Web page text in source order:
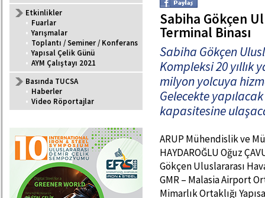
Etkinlikler
• Fuarlar
• Yarışmalar
• Toplantı / Seminer / Konferans
• Yapısal Çelik Günü
• AYM Çalıştayı 2021
Basında TUCSA
• Haberler
• Video Röportajlar
Sabiha Gökçen
Terminal Binası
Sabiha Gökçen
Kompleksi 20 yıllık
milyon yolcuya
Gelecekte
kapasitesine
ARUP Mühendislik ve Müşavirlik Ltd. Şti. Serdar KARAHASANOĞLU Cem HAYDAROĞLU Oğuz ÇAVUŞLU PROJE BİLGİLERİ Yatırımcı: İstanbul Sabiha Gökçen Uluslararası Havalimanı Yatırım Yapım ve İşletme A.Ş.(Limak – GMR – Malasia Airport Ortak Girişimi) Mimari Tasarım: Tekeli-Sisa Mimarlık Ortaklığı Yapısal ve Sismik Tasarım: ARUP Türkiye & Los Angeles Yüklenici: Limak – GMR Joint Venture Çelik Müteahhitleri: Atak Mühendislik Cemdemir, Mim Mühendislik, Tabosan, Temsan Sabiha Gökçen Uluslararası Havalimanı Yeni Terminal Kompleksi 20 yıllık yap-işlet-devret projesidir. Yılda 25 milyon yolcuya hizmet verilmesi planlanmaktadır. Gelecekte yapılacak genişletme ile 40 milyon yolcu kapasitesine ulaşacaktır. MİMARİ TASARIM Sabiha Gökçen Uluslararası Havaalanı Yeni Terminal Binası'nın mimari tasarımı; 2006 yılında Savunma Sanayi Müsteşarlığı tarafından düzenlenen yarışma sonucunda 1.'lik Ödülü kazanan Tekeli-Sisa Mimarlık Ortaklığı tarafından gerçekleştirilmiştir. Proje kapsamında; toplam inşaat alanı 227.000 m2 olan dış hatlar terminal binası, 128 odalı havaalanı oteli, VIP Bloğu, ilave apron, 4000 araçlık kapalı, 1000 araçlık açık otopark bulunmaktadır. Dış hatlar terminal binasının bir kısmının iç hatlar olarak hizmet vermesi şeklinde yapılan düzenleme ile toplam yolcu kapasitesinin 25 milyon yolcu/yıl'a çıkması öngörülmüştür. Gelecekte yapılacak genişletme ile bu kapasite 40 milyon yolcu kapasitesine ulaşacaktır. Terminal binasında mekansal formlarda özgün ve kalıcı bir mimari amaçlanırken çağdaş işletme prensipleri de göz önünde tutulmuştur. Bodrum katları betonarme olan terminalin üst yapısı tamamen çelik strüktürle imal edilmiştir. Gidiş katında yüksek ve geniş hacimler oluşturan ana mekanın üzeri yedi adet çatı tonozu ile örtülmüştür. 48 ve 32 metre açıklıktaki tonozların dalga formu oluşturacak şekilde dizilmesi ile oluşan form mimari tasarımın en önemli ögesidir.Apron tarafında bulunan iskele bloğuna bağlanan 16 adet esnek MARS (Multiple Aircraft Ramp System) köprüsüne 8 adet geniş gövdeli veya 16 adet orta gövdeli uçak parkedebilmektedir. Gidiş katında 16 adet, geliş katında 8 adet yolcu köprüsü, toplam 604 metre uzunluğundaki iskele bloğuna gelen ve giden katlarından bağlanmaktadır. Terminalin cephesindeki sağır yüzeyler fibrobeton cephe panelleri ile kaplanarak kalıcı bir mimari bütünlük amaçlanmıştır. Binanın aprona bakan güney cephesinde yaklaşık 3 mt. genişliğinde konsol saçak ve ahşap görünümlü aluminyum güneş kırıcı gril elemanlarıyla güneş kontrolü sağlanmaktadır. Ahşap rengindeki bu elemanlar aynı zamanda binanın apron tarafındaki mimari ifadesini oluşturmaktadır. SİSMİK TASARIM Terminal binası, 300 adet sismik izolatörle planda dünyadaki en geniş izolatörlü yapıdır. Yapı yüksek sismik aktivitenin bulunduğu bölgede.yer almakta ve ‘Kuzey Sınır Fayı’ndan 17 km, ‘Merkez Marmara Fayı’ndan 50 km mesafede bulunmaktadır. Bina işletmecisi firmanın, üst düzey performans talebi üzerine, deprem yönetmeliğinde öngörülen performans seviyesinin üzerinde yapılan tasarımda aşağıda verilen kriterler kullanılmıştır. Sismik tasarım kriterleri: Yapının, dönüşüm periyodu 475 yıl ( 50 yılda aşılma olasılığı %10) olan deprem etkisinde, “hemen kullanım performans seviyesini” (yapısal hasar oluşmaması) sağlaması minimum şart olarak kabul